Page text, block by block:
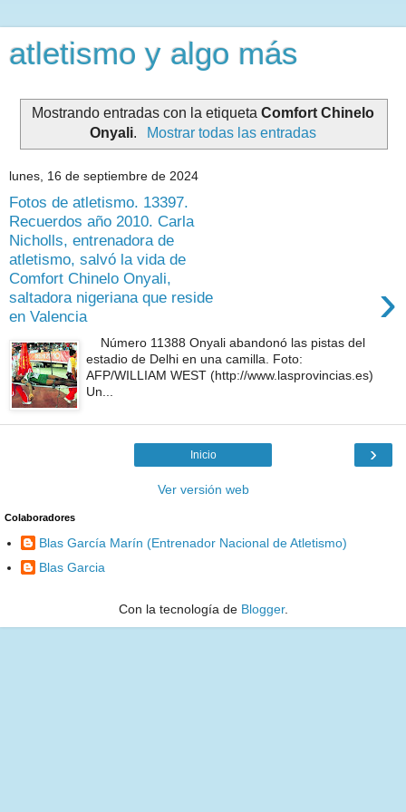
atletismo y algo más
Mostrando entradas con la etiqueta Comfort Chinelo
Onyali. Mostrar todas las entradas
lunes, 16 de septiembre de 2024
Fotos de atletismo. 13397.
Recuerdos año 2010. Carla
Nicholls, entrenadora de
atletismo, salvó la vida de
Comfort Chinelo Onyali,
saltadora nigeriana que reside
en Valencia
›
Número 11388 Onyali abandonó las pistas del
estadio de Delhi en una camilla. Foto:
AFP/WILLIAM WEST (http://www.lasprovincias.es)
Un...
›
Inicio
Ver versión web
Colaboradores
Blas García Marín (Entrenador Nacional de Atletismo)
Blas Garcia
Con la tecnología de Blogger.